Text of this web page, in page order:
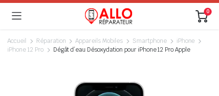
0
Accueil Réparation Appareils Mobiles Smartphone
iPhone
iPhone 12 Pro
Dégât d’eau Désoxydation pour iPhone 12 Pro Apple